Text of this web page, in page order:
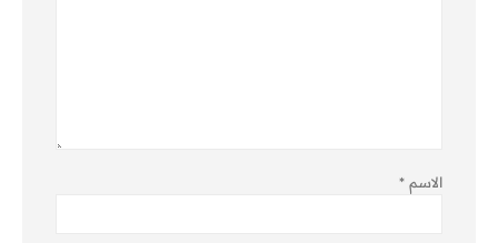
الاسم *